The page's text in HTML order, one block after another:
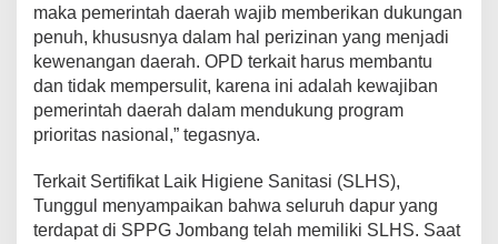
maka pemerintah daerah wajib memberikan dukungan
penuh, khususnya dalam hal perizinan yang menjadi
kewenangan daerah. OPD terkait harus membantu
dan tidak mempersulit, karena ini adalah kewajiban
pemerintah daerah dalam mendukung program
prioritas nasional,” tegasnya.
Terkait Sertifikat Laik Higiene Sanitasi (SLHS),
Tunggul menyampaikan bahwa seluruh dapur yang
terdapat di SPPG Jombang telah memiliki SLHS. Saat